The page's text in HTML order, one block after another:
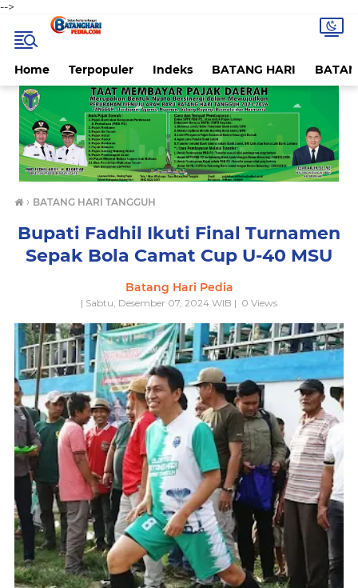
-->
Home Terpopuler Indeks BATANG HARI
› BATANG HARI TANGGUH
Bupati Fadhil Ikuti Final Turnamen
Sepak Bola Camat Cup U-40 MSU
Batang Hari Pedia
| Sabtu, Desember 07, 2024 WIB | 0 Views